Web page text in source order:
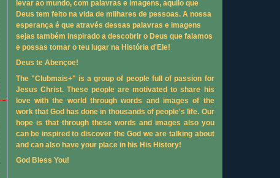
levar ao mundo, com palavras e imagens, aquilo que
Deus tem feito na vida de milhares de pessoas. A nossa
esperança é que através dessas palavras e imagens
sejas também inspirado a descobrir o Deus que falamos
e possas tomar o teu lugar na História d'Ele!
Deus te Abençoe!
The "Clubmais+" is a group of people full of passion for
Jesus Christ. These people are motivated to share his
love with the world through words and images of the
work that God has done in thousands of people's life. Our
hope is that through these words and images also you
can be inspired to discover the God we are talking about
and can also have your place in his His History!
God Bless You!